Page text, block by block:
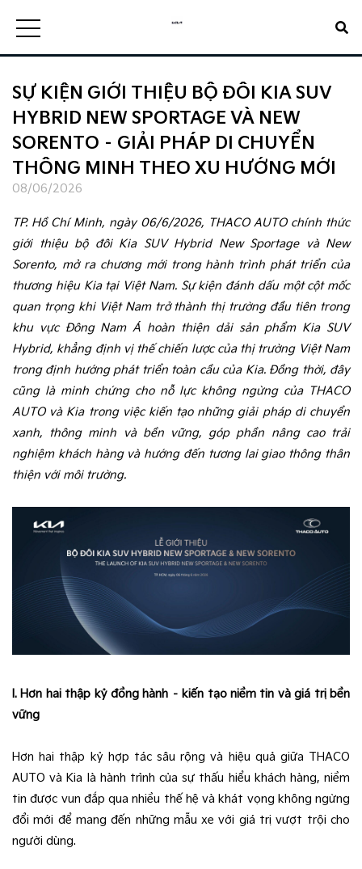
SỰ KIỆN GIỚI THIỆU BỘ ĐÔI KIA SUV
HYBRID NEW SPORTAGE VÀ NEW
SORENTO – GIẢI PHÁP DI CHUYỂN
THÔNG MINH THEO XU HƯỚNG MỚI
08/06/2026
TP. Hồ Chí Minh, ngày 06/6/2026, THACO AUTO chính thức
giới thiệu bộ đôi Kia SUV Hybrid New Sportage và New
Sorento, mở ra chương mới trong hành trình phát triển của
thương hiệu Kia tại Việt Nam. Sự kiện đánh dấu một cột mốc
quan trọng khi Việt Nam trở thành thị trường đầu tiên trong
khu vực Đông Nam Á hoàn thiện dải sản phẩm Kia SUV
Hybrid, khẳng định vị thế chiến lược của thị trường Việt Nam
trong định hướng phát triển toàn cầu của Kia. Đồng thời, đây
cũng là minh chứng cho nỗ lực không ngừng của THACO
AUTO và Kia trong việc kiến tạo những giải pháp di chuyển
xanh, thông minh và bền vững, góp phần nâng cao trải
nghiệm khách hàng và hướng đến tương lai giao thông thân
thiện với môi trường.
I. Hơn hai thập kỷ đồng hành – kiến tạo niềm tin và giá trị bền
vững
Hơn hai thập kỷ hợp tác sâu rộng và hiệu quả giữa THACO
AUTO và Kia là hành trình của sự thấu hiểu khách hàng, niềm
tin được vun đắp qua nhiều thế hệ và khát vọng không ngừng
đổi mới để mang đến những mẫu xe với giá trị vượt trội cho
người dùng.